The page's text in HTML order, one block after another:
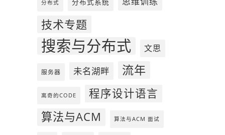
分布式
技术专题
搜索与分布式 文思
服务器 未名湖畔 流年
离奇的CODE 程序设计语言
算法与ACM 算法与ACM 面试